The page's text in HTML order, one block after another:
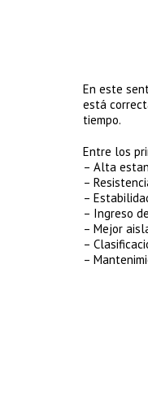
En este
está
tiempo.
Entre los
– Alta
–
–
– Ingreso
– Mejor
–
–